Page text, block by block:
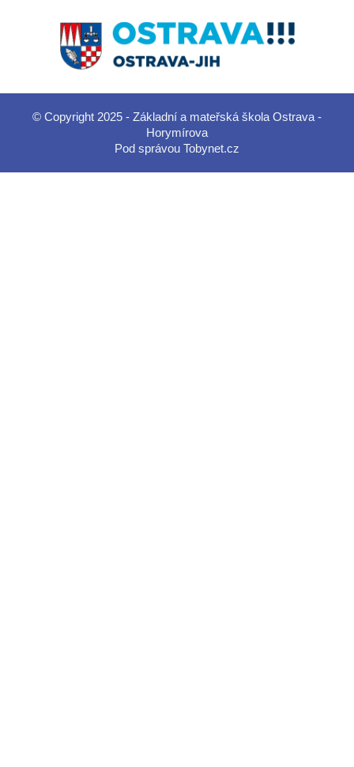
© Copyright 2025 - Základní a mateřská škola Ostrava -
Horymírova
Pod správou Tobynet.cz